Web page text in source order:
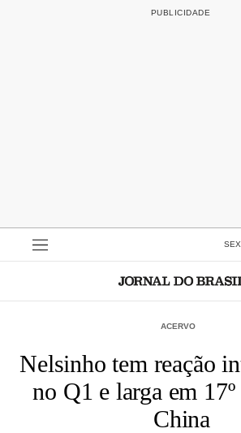
ACERVO
Nelsinho tem reação
no Q1 e larga em
China